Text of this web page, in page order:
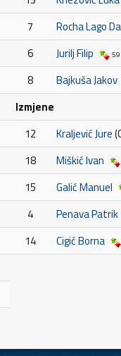
7
Rocha Lago
6
Jurilj Filip 59'
8 Bajkuša Jakov
Izmjene
12
Kraljević Jure
18
Miškić Ivan
15 Galić Manuel
4 Penava Patrik
14 Cigić Borna